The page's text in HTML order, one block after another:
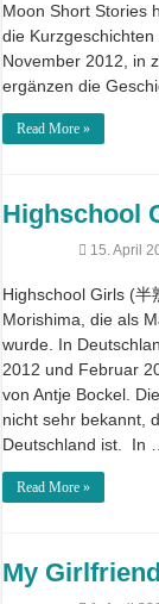
Moon Short Stories
die
November 2012, in
ergänzen die
Read More »
Highschool
15. April
Highschool Girls (半
Morishima, die als
wurde. In
2012 und Februar
von Antje Bockel.
nicht sehr bekannt,
Deutschland ist. In …
Read More »
My